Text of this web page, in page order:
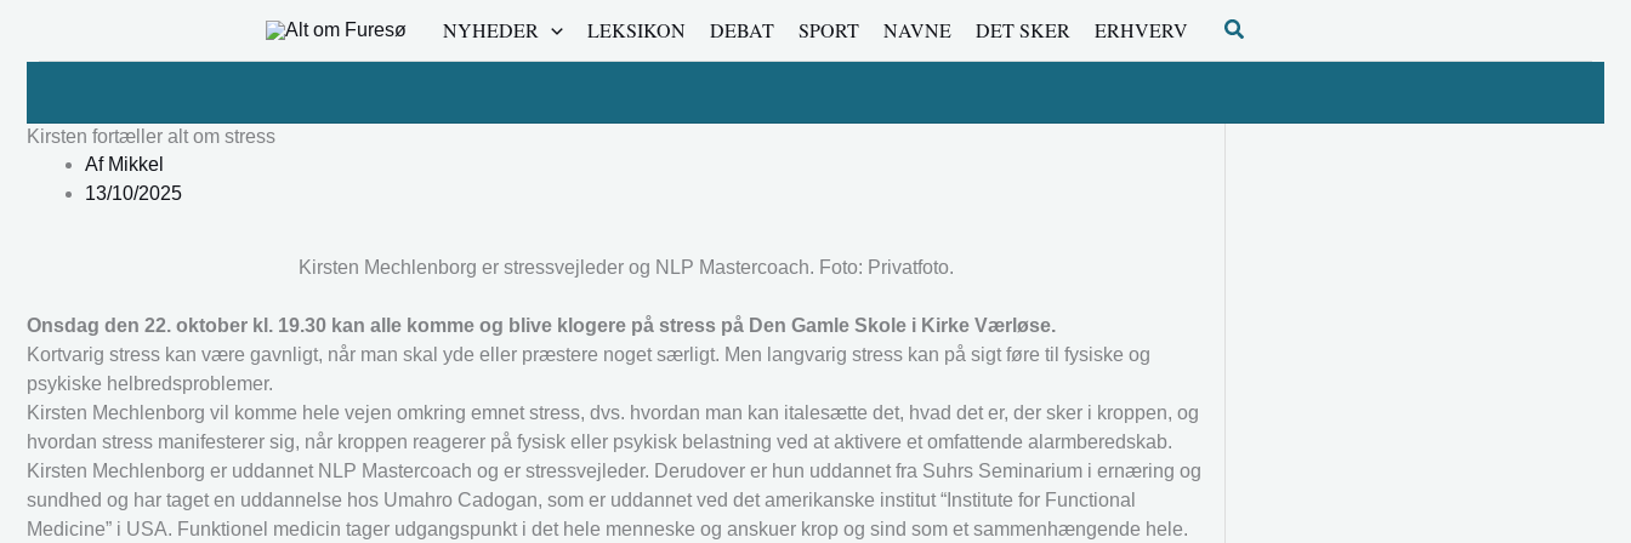
NYHEDER LEKSIKON DEBAT SPORT NAVNE DET SKER ERHVERV Søg
Kirsten fortæller alt om stress
AfMikkel
13/10/2025
Kirsten Mechlenborg er stressvejleder og NLP Mastercoach. Foto: Privatfoto.
Onsdag den 22. oktober kl. 19.30 kan alle komme og blive klogere på stress på Den Gamle Skole i Kirke Værløse.
Kortvarig stress kan være gavnligt, når man skal yde eller præstere noget særligt. Men langvarig stress kan på sigt føre til fysiske og
psykiske helbredsproblemer.
Kirsten Mechlenborg vil komme hele vejen omkring emnet stress, dvs. hvordan man kan italesætte det, hvad det er, der sker i kroppen, og
hvordan stress manifesterer sig, når kroppen reagerer på fysisk eller psykisk belastning ved at aktivere et omfattende alarmberedskab.
Kirsten Mechlenborg er uddannet NLP Mastercoach og er stressvejleder. Derudover er hun uddannet fra Suhrs Seminarium i ernæring og
sundhed og har taget en uddannelse hos Umahro Cadogan, som er uddannet ved det amerikanske institut “Institute for Functional
Medicine” i USA. Funktionel medicin tager udgangspunkt i det hele menneske og anskuer krop og sind som et sammenhængende hele.